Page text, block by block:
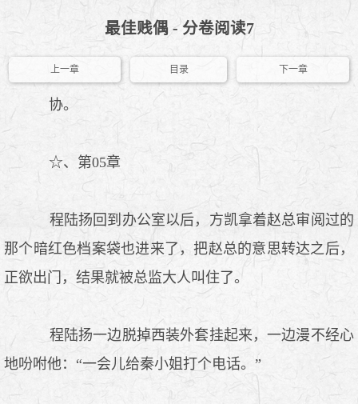
最佳贱偶 - 分卷阅读7
上一章 目录 下一章
协。
☆、第05章
程陆扬回到办公室以后，方凯拿着赵总审阅过的
那个暗红色档案袋也进来了，把赵总的意思转达之后，
正欲出门，结果就被总监大人叫住了。
程陆扬一边脱掉西装外套挂起来，一边漫不经心
地吩咐他：“一会儿给秦小姐打个电话。”